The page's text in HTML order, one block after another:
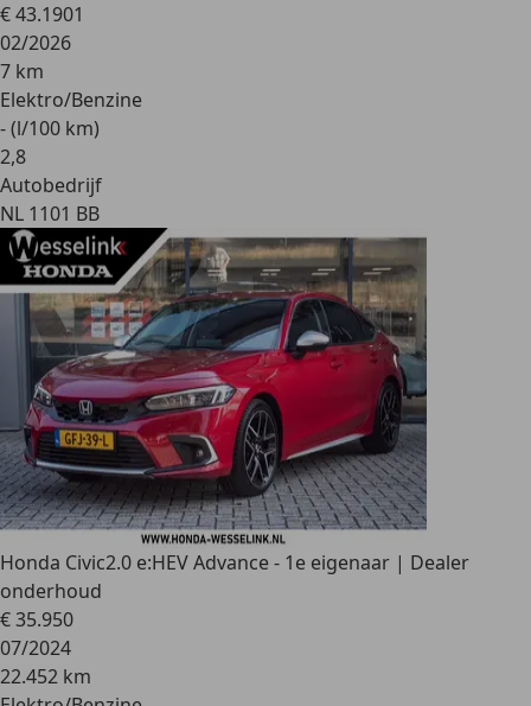
€ 43.1901
02/2026
7 km
Elektro/Benzine
- (l/100 km)
2,8
Autobedrijf
NL 1101 BB
Honda Civic2.0 e:HEV Advance - 1e eigenaar | Dealer
onderhoud
€ 35.950
07/2024
22.452 km